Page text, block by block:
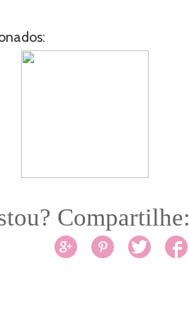
Compartilhe: